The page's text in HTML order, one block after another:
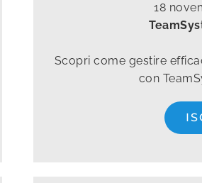
18
Scopri come gestire
con